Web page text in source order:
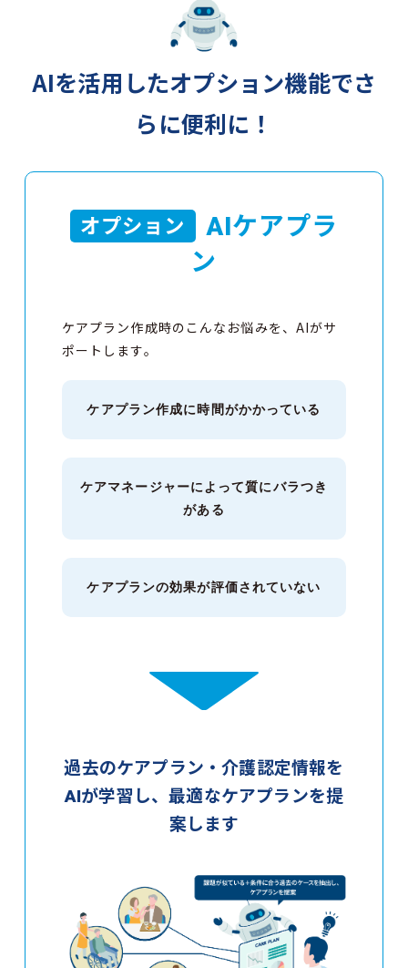
AIを活用したオプション機能でさ
らに便利に！
オプション
AIケアプラ
ン
ケアプラン作成時のこんなお悩みを、AIがサ
ポートします。
ケアプラン作成に時間がかかっている
ケアマネージャーによって質にバラつき
がある
ケアプランの効果が評価されていない
過去のケアプラン・介護認定情報を
AIが学習し、最適なケアプランを提
案します